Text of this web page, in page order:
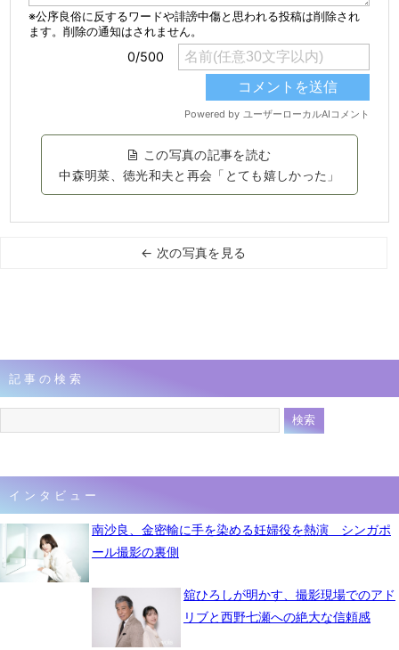
この写真の記事を読む
中森明菜、徳光和夫と再会「とても嬉しかった」
← 次の写真を見る
記事の検索
インタビュー
南沙良、金密輸に手を染める妊婦役を熱演 シンガポ
ール撮影の裏側
舘ひろしが明かす、撮影現場でのアド
リブと西野七瀬への絶大な信頼感